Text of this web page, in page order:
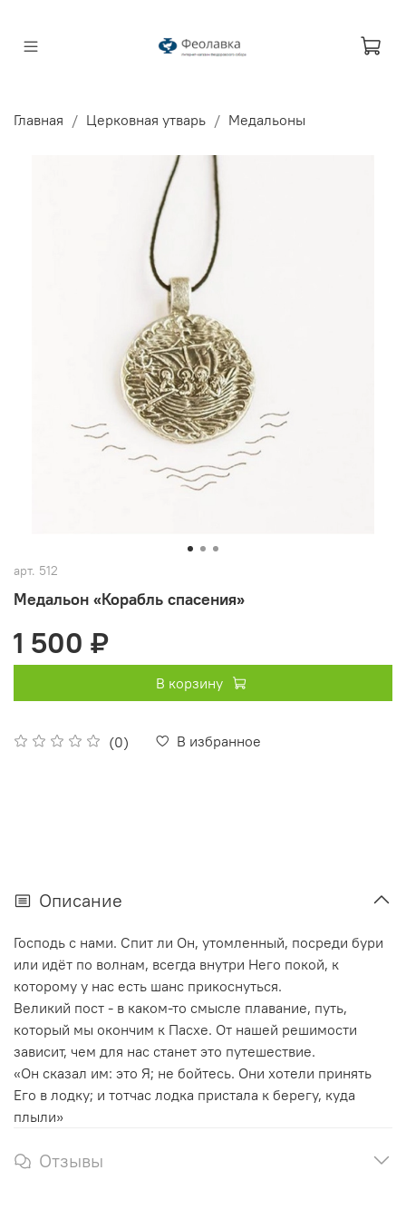
Главная Церковная утварь Медальоны
арт. 512
Медальон «Корабль спасения»
(0) В избранное
1 500 ₽
В корзину
Описание
Господь с нами. Спит ли Он, утомленный, посреди бури
или идёт по волнам, всегда внутри Него покой, к
которому у нас есть шанс прикоснуться.
Великий пост - в каком-то смысле плавание, путь,
который мы окончим к Пасхе. От нашей решимости
зависит, чем для нас станет это путешествие.
«Он сказал им: это Я; не бойтесь. Они хотели принять
Его в лодку; и тотчас лодка пристала к берегу, куда
плыли»
Отзывы